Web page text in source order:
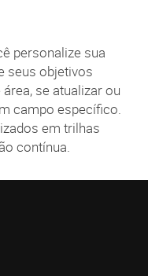
personalize sua
seus objetivos
se atualizar ou
campo específico.
em trilhas
contínua.